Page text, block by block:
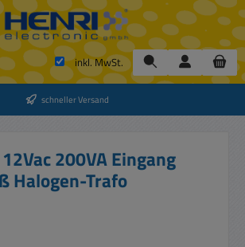
inkl. MwSt.
schneller Versand
200VA Eingang
Halogen-Trafo